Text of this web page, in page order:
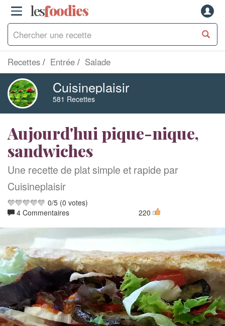
lesfoodies
Recettes Entrée Salade
Cuisineplaisir
581 Recettes
Aujourd'hui pique-nique,
sandwiches
Une recette de plat simple et rapide par
Cuisineplaisir
0/5 (0 votes)
4 Commentaires
220